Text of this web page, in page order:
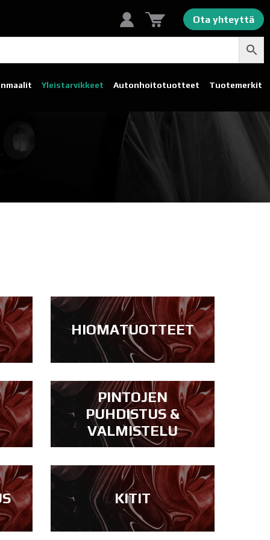
Ota yhteyttä
Yleistarvikkeet Autonhoito­tuotteet Tuotemerkit
HIOMATUOTTEET
PINTOJEN
PUHDISTUS &
VALMISTELU
KITIT